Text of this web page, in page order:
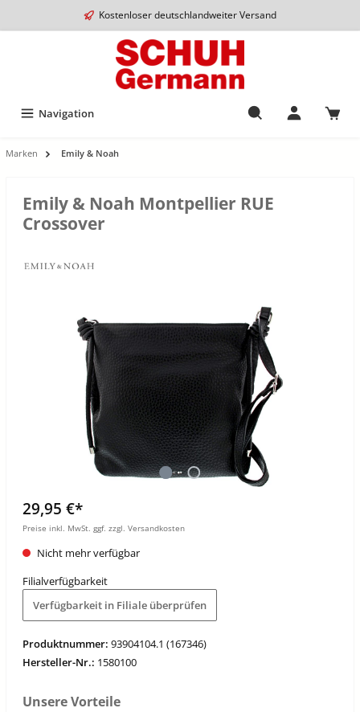
Kostenloser deutschlandweiter Versand
Navigation
Marken Emily & Noah
Emily & Noah Montpellier RUE
Crossover
29,95 €*
Preise inkl. MwSt. ggf. zzgl. Versandkosten
Nicht mehr verfügbar
Filialverfügbarkeit
Verfügbarkeit in Filiale überprüfen
Produktnummer: 93904104.1 (167346)
Hersteller-Nr.: 1580100
Unsere Vorteile